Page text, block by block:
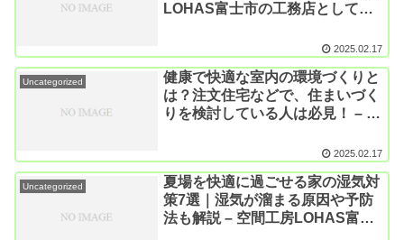
LOHAS富士市の工務店として高
2025.02.17
Uncategorized
健康で快適な室内の環境づくりと
は？注文住宅などで、住まいづく
りを検討している人は必見！ – 空
して高断熱高気密の自然素材の家
を建てている空間工房LOHAS
2025.02.17
Uncategorized
夏場を快適に過ごせる家の湿気対
策7選｜湿気が溜まる原因や予防
法も解説 – 空間工房LOHAS富士